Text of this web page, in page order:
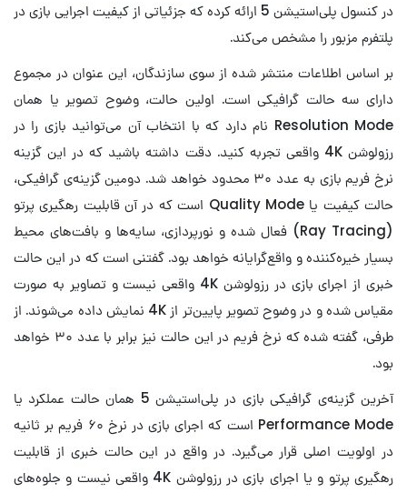
در کنسول پلی‌استیشن 5 ارائه کرده که جزئیاتی از کیفیت اجرایی بازی در
پلتفرم مزبور را مشخص می‌کند.
بر اساس اطلاعات منتشر شده از سوی سازندگان، این عنوان در مجموع
دارای سه حالت گرافیکی است. اولین حالت، وضوح تصویر یا همان
Resolution Mode نام دارد که با انتخاب آن می‌توانید بازی را در
رزولوشن 4K واقعی تجربه کنید. دقت داشته باشید که در این گزینه
نرخ فریم بازی به عدد ۳۰ محدود خواهد شد. دومین گزینه‌ی گرافیکی،
حالت کیفیت یا Quality Mode است که در آن قابلیت رهگیری پرتو
(Ray Tracing) فعال شده و نورپردازی، سایه‌ها و بافت‌های محیط
بسیار خیره‌کننده و واقع‌گرایانه خواهد بود. گفتنی است که در این حالت
خبری از اجرای بازی در رزولوشن 4K واقعی نیست و تصاویر به صورت
مقیاس شده و در وضوح تصویر پایین‌تر از 4K نمایش داده می‌شوند. از
طرفی، گفته شده که نرخ فریم در این حالت نیز برابر با عدد ۳۰ خواهد
بود.
آخرین گزینه‌ی گرافیکی بازی در پلی‌استیشن 5 همان حالت عملکرد یا
Performance Mode است که اجرای بازی در نرخ ۶۰ فریم بر ثانیه
در اولویت اصلی قرار می‌گیرد. در واقع در این حالت خبری از قابلیت
رهگیری پرتو و یا اجرای بازی در رزولوشن 4K واقعی نیست و جلوه‌های